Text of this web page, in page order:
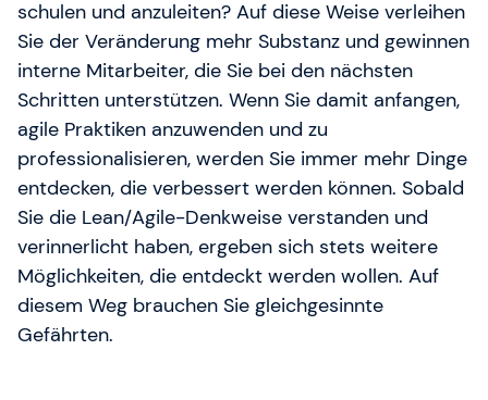
schulen und anzuleiten? Auf diese Weise verleihen
Sie der Veränderung mehr Substanz und gewinnen
interne Mitarbeiter, die Sie bei den nächsten
Schritten unterstützen. Wenn Sie damit anfangen,
agile Praktiken anzuwenden und zu
professionalisieren, werden Sie immer mehr Dinge
entdecken, die verbessert werden können. Sobald
Sie die Lean/Agile-Denkweise verstanden und
verinnerlicht haben, ergeben sich stets weitere
Möglichkeiten, die entdeckt werden wollen. Auf
diesem Weg brauchen Sie gleichgesinnte
Gefährten.